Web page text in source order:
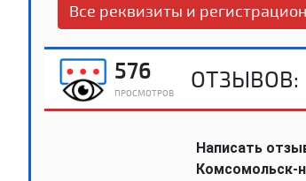
Все реквизиты и
576
ПРОСМОТРОВ
ОТЗЫВОВ:
Написать
Комсомольск-